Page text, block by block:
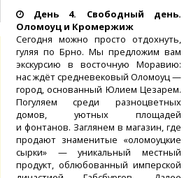
День 4. Свободный день.
Оломоуц и Кромержиж
Сегодня можно просто отдохнуть,
гуляя по Брно. Мы предложим вам
экскурсию в восточную Моравию:
нас ждёт средневековый Оломоуц —
город, основанный Юлием Цезарем.
Погуляем среди разноцветных
домов, уютных площадей
и фонтанов. Заглянем в магазин, где
продают знаменитые «оломоуцкие
сырки» — уникальный местный
продукт, облюбованный имперской